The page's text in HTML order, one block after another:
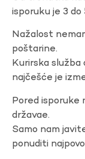
isporuku je 3 do
Nažalost
poštarine.
Kurirska
najčešće je
Pored isporuke
državae.
Samo nam
ponuditi